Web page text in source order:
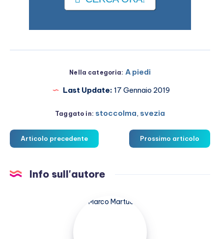
Nella categoria: A piedi
Last Update: 17 Gennaio 2019
Taggato in: stoccolma, svezia
Articolo precedente Prossimo articolo
Info sull'autore
Marco